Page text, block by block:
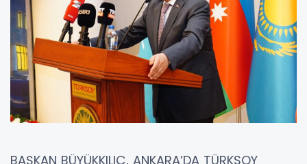
BAŞKAN BÜYÜKKILIÇ, ANKARA’DA TÜRKSOY